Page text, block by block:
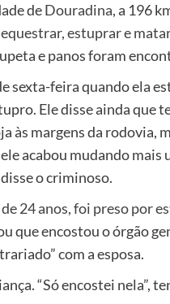
deDouradina, a 196
estuprar e
e panos foram
sexta-feira quando ela
Ele disse ainda que
às margens da rodovia,
acabou mudando mais
o criminoso.
24 anos, foi preso por
que encostou o órgão
com a esposa.
“Só encostei nela”,